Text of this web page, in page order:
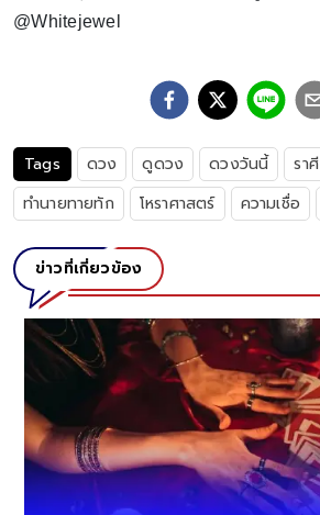
@Whitejewel
Tags ดวง ดูดวง ดวงวันนี้ ราศี
ทำนายทายทัก
โหราศาสตร์ ความเชื่อ
ข่าวที่เกี่ยวข้อง